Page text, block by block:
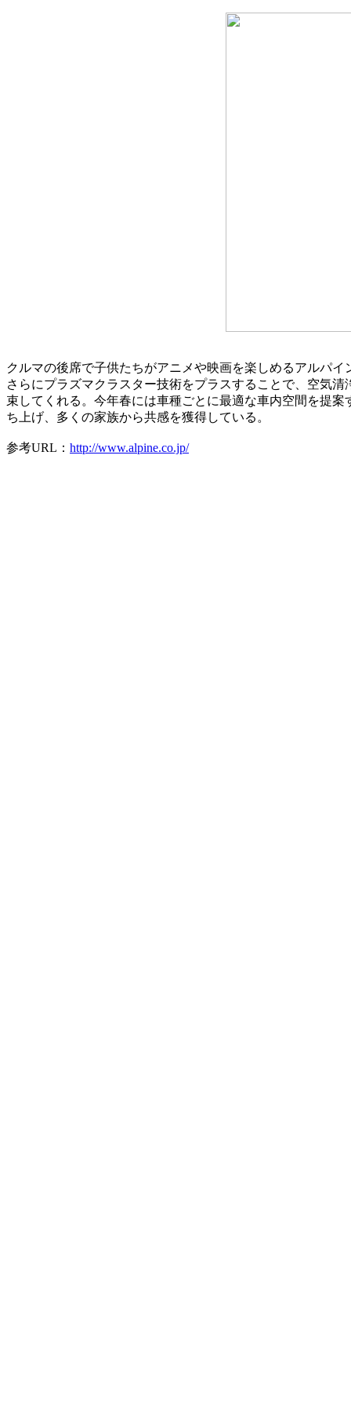
クルマの後席で子供たちがアニメや映画を楽しめるアルパ
さらにプラズマクラスター技術をプラスすることで、空気
束してくれる。今年春には車種ごとに最適な車内空間を提
ち上げ、多くの家族から共感を獲得している。
参考URL： http://www.alpine.co.jp/